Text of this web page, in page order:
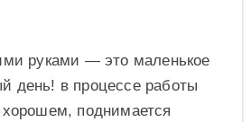
руками — это маленькое
день! в процессе работы
хорошем, поднимается